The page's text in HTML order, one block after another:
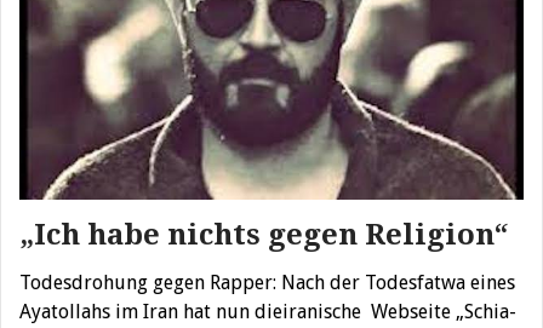
„Ich habe nichts gegen Religion“
Todesdrohung gegen Rapper: Nach der Todesfatwa eines
Ayatollahs im Iran hat nun dieiranische Webseite „Schia-